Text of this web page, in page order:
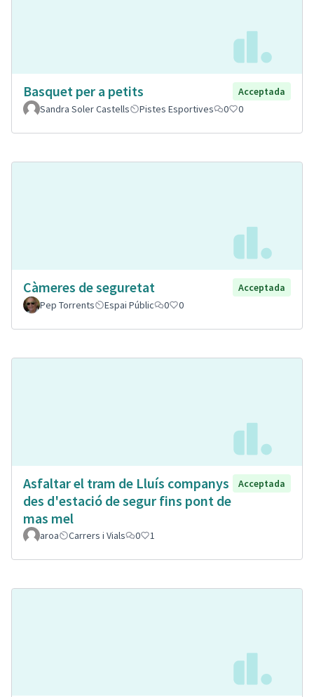
Basquet per a petits
Acceptada
Sandra Soler Castells
Pistes Esportives 0 0
Càmeres de seguretat
Acceptada
Pep Torrents
Espai Públic 0 0
Asfaltar el tram de Lluís companys
des d'estació de segur fins pont de
mas mel
Acceptada
aroa Carrers i Vials 0 1